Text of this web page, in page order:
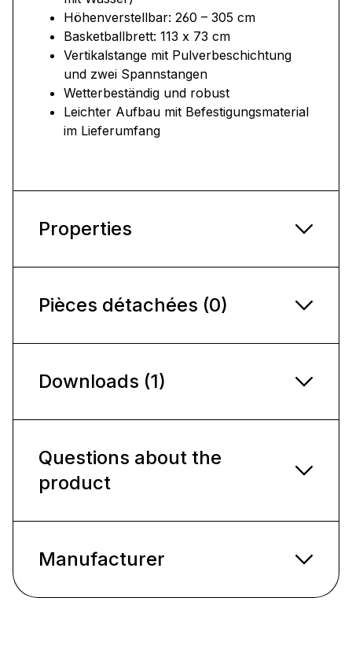
Höhenverstellbar: 260 – 305 cm
Basketballbrett: 113 x 73 cm
Vertikalstange mit Pulverbeschichtung
und zwei Spannstangen
Wetterbeständig und robust
Leichter Aufbau mit Befestigungsmaterial
im Lieferumfang
Properties
Pièces détachées (0)
Downloads (1)
Questions about the
product
Manufacturer